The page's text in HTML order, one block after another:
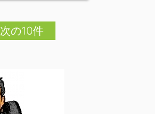
次の10件